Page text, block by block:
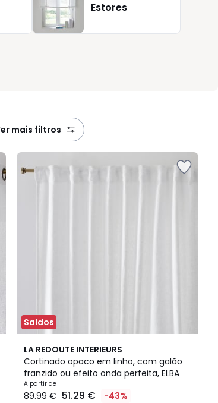
Estores
ver mais filtros
Saldos
LA REDOUTE INTERIEURS
Cortinado opaco em linho, com galão
franzido ou efeito onda perfeita, ELBA
A partir de
89.99 € 51.29 € -43%
3,9
/ 5
4
Cores